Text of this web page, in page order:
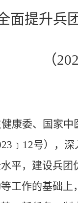
面提升兵
（
康委、国家
号），
平，建设兵
工作的基础